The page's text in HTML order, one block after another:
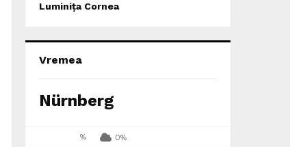
Luminița Cornea
Vremea
Nürnberg
% 0%